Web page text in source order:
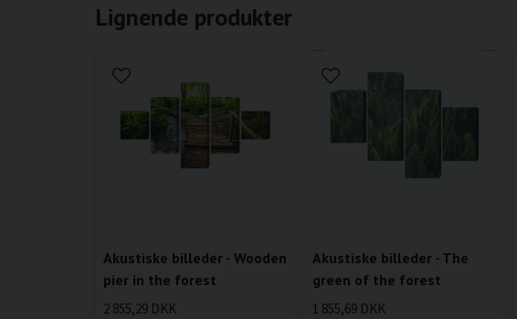
Lignende produkter
Akustiske billeder - Wooden
pier in the forest
2 855,29 DKK
Akustiske billeder - The
green of the forest
1 855,69 DKK